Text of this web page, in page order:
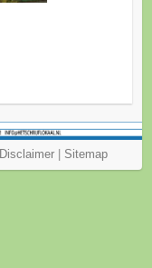
Disclaimer| Sitemap